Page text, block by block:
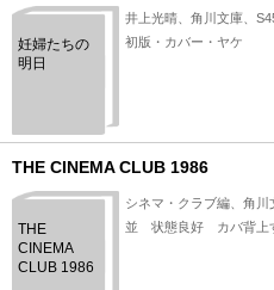
妊婦たちの
明日
井上光晴、角川文庫、
初版・カバー・ヤケ
THE CINEMA CLUB 1986
THE
CINEMA
CLUB 1986
シネマ・クラブ編、角
並 状態良好 カバ背上